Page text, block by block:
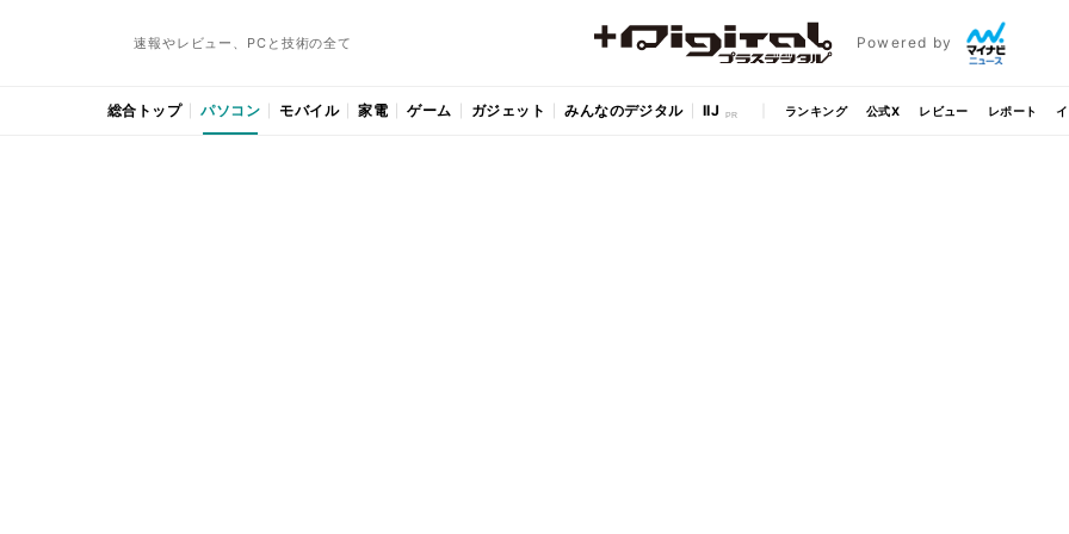
速報やレビュー、PCと技術の全て Powered by
総合トップ パソコン モバイル 家電 ゲーム ガジェット みんなのデジタル IIJ ランキング 公式X レビュー レポート